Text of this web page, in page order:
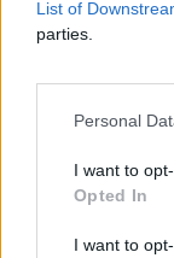
List of
parties.
Personal
I want to
Opted In
I want to
Reklama